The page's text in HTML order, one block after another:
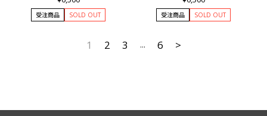
受注商品 SOLD OUT 受注商品 SOLD OUT
1 2 3 ... 6 >